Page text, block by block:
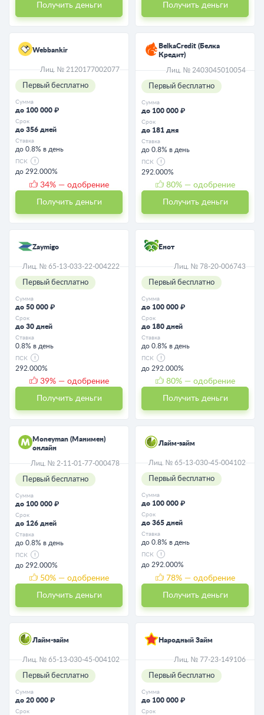
Получить деньги Получить деньги
Webbankir
Лиц. № 2120177002077
Первый бесплатно
Сумма
до 100 000 ₽
Срок
до 356 дней
Ставка
до 0.8% в день
ПСК
до 292.000%
34% — одобрение
Получить деньги
BelkaCredit (Белка
Кредит)
Лиц. № 2403045010054
Первый бесплатно
Сумма
до 100 000 ₽
Срок
до 181 дня
Ставка
до 0.8% в день
ПСК
292.000%
80% — одобрение
Получить деньги
Zaymigo
Лиц. № 65-13-033-22-004222
Первый бесплатно
Сумма
до 50 000 ₽
Срок
до 30 дней
Ставка
0.8% в день
ПСК
292.000%
39% — одобрение
Получить деньги
Енот
Лиц. № 78-20-006743
Первый бесплатно
Сумма
до 100 000 ₽
Срок
до 180 дней
Ставка
до 0.8% в день
ПСК
до 292.000%
80% — одобрение
Получить деньги
Moneyman (Манимен)
онлайн
Лиц. № 2-11-01-77-000478
Первый бесплатно
Сумма
до 100 000 ₽
Срок
до 126 дней
Ставка
до 0.8% в день
ПСК
до 292.000%
50% — одобрение
Получить деньги
Лайм-займ
Лиц. № 65-13-030-45-004102
Первый бесплатно
Сумма
до 100 000 ₽
Срок
до 365 дней
Ставка
до 0.8% в день
ПСК
до 292.000%
78% — одобрение
Получить деньги
Лайм-займ
Лиц. № 65-13-030-45-004102
Первый бесплатно
Сумма
до 20 000 ₽
Срок
Народный Займ
Лиц. № 77-23-149106
Первый бесплатно
Сумма
до 100 000 ₽
Срок